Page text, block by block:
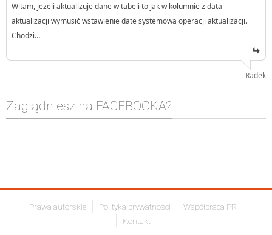
Witam, jeżeli aktualizuje dane w tabeli to jak w kolumnie z data
aktualizacji wymusić wstawienie date systemową operacji aktualizacji.
Chodzi…
Radek
Zaglądniesz na FACEBOOKA?
Prawa autorskie Polityka prywatności
Współpraca PR
Kontakt